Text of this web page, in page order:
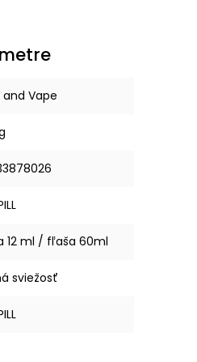
and Vape
12 ml / fľaša 60ml
sviežosť